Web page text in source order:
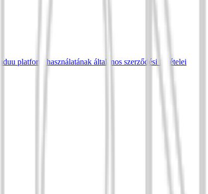
platform használatának általános szerződési feltételei